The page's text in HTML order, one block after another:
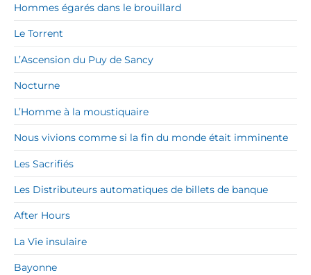
Hommes égarés dans le brouillard
Le Torrent
L’Ascension du Puy de Sancy
Nocturne
L’Homme à la moustiquaire
Nous vivions comme si la fin du monde était imminente
Les Sacrifiés
Les Distributeurs automatiques de billets de banque
After Hours
La Vie insulaire
Bayonne